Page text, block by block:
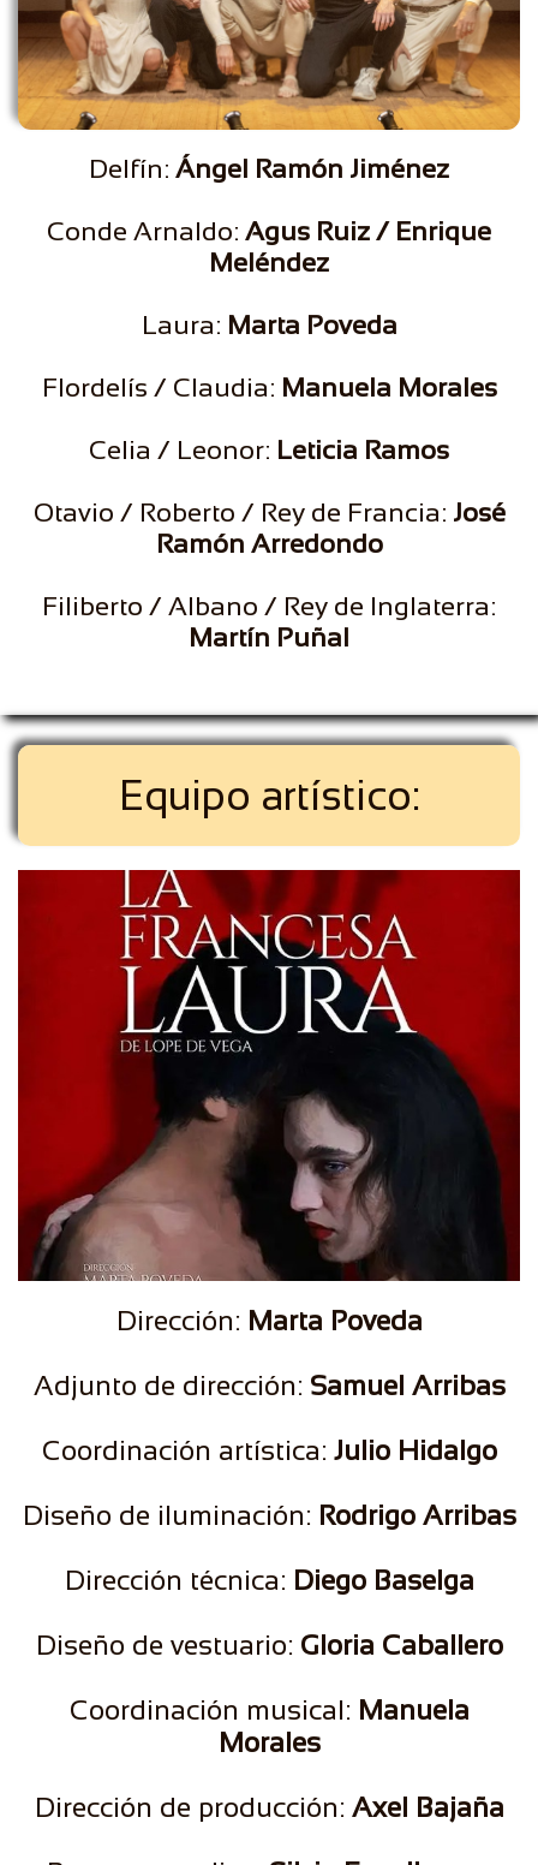
Delfín: Ángel Ramón Jiménez
Conde Arnaldo: Agus Ruiz / Enrique
Meléndez
Laura: Marta Poveda
Flordelís / Claudia: Manuela Morales
Celia / Leonor: Leticia Ramos
Otavio / Roberto / Rey de Francia: José
Ramón Arredondo
Filiberto / Albano / Rey de Inglaterra:
Martín Puñal
Equipo artístico:
Dirección: Marta Poveda
Adjunto de dirección: Samuel Arribas
Coordinación artística: Julio Hidalgo
Diseño de iluminación: Rodrigo Arribas
Dirección técnica: Diego Baselga
Diseño de vestuario: Gloria Caballero
Coordinación musical: Manuela
Morales
Dirección de producción: Axel Bajaña